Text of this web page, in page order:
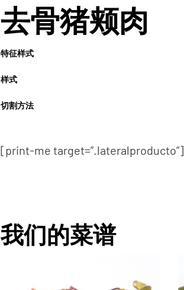
去骨猪颊肉
特征样式
样式
切割方法
[print-me target=”.lateralproducto”]
我们的菜谱